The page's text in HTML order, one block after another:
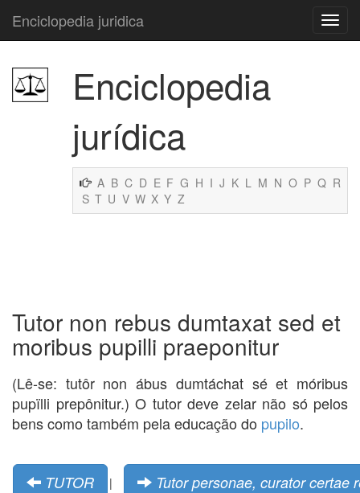
Enciclopedia juridica
Enciclopedia
jurídica
A B C D E F G H I J K L M N O P Q R
S T U V W X Y Z
Tutor non rebus dumtaxat sed et
moribus pupilli praeponitur
(Lê-se: tutôr non ábus dumtáchat sé et móribus
pupïlli prepônitur.) O tutor deve zelar não só pelos
bens como também pela educação do pupilo.
TUTOR | Tutor personae, curator certae